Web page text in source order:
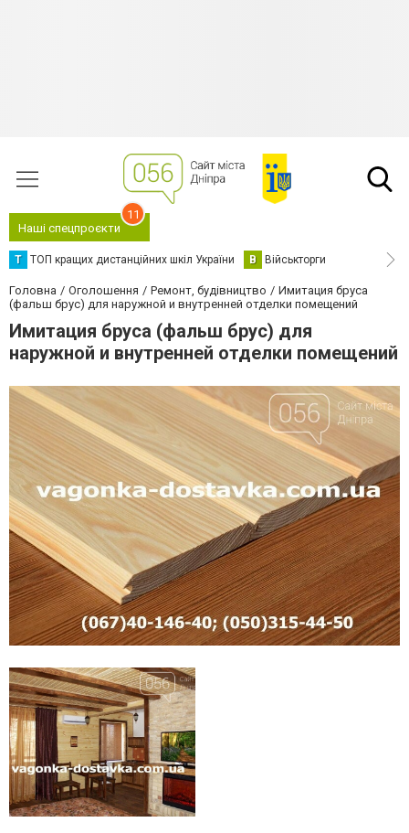
Наші спецпроєкти
11
Т ТОП кращих дистанційних шкіл України В Військторги
Головна Оголошення Ремонт, будівництво
Имитация бруса
(фальш брус) для наружной и внутренней отделки помещений
Имитация бруса (фальш брус) для
наружной и внутренней отделки помещений